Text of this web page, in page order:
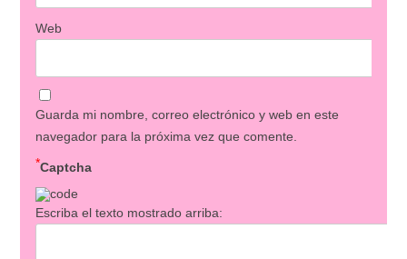
Web
Guarda mi nombre, correo electrónico y web en este
navegador para la próxima vez que comente.
Captcha
*
Escriba el texto mostrado arriba: